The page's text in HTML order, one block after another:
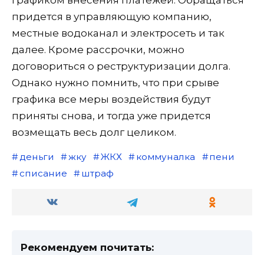
придется в управляющую компанию,
местные водоканал и электросеть и так
далее. Кроме рассрочки, можно
договориться о реструктуризации долга.
Однако нужно помнить, что при срыве
графика все меры воздействия будут
приняты снова, и тогда уже придется
возмещать весь долг целиком.
деньги жку ЖКХ коммуналка
пени
списание
штраф
Рекомендуем почитать: